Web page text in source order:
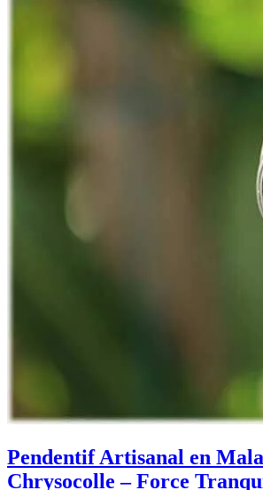
Pendentif Artisanal en
Chrysocolle – Force